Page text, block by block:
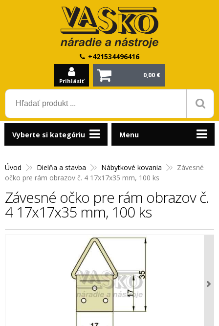
+421534496416
Prihlásiť
0,00 €
Úvod Dielňa a stavba Nábytkové kovania
Závesné
očko pre rám obrazov č. 4 17x17x35 mm, 100 ks
Závesné očko pre rám obrazov č.
4 17x17x35 mm, 100 ks
Vyberte si kategóriu Menu